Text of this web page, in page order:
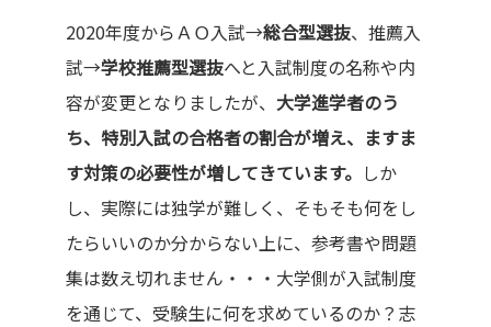
2020年度からＡＯ入試→総合型選抜、推薦入
試→学校推薦型選抜へと入試制度の名称や内
容が変更となりましたが、 大学進学者のう
ち、特別入試の合格者の割合が増え、ますま
す対策の必要性が増してきています。 しか
し、実際には独学が難しく、そもそも何をし
たらいいのか分からない上に、参考書や問題
集は数え切れません・・・大学側が入試制度
を通じて、受験生に何を求めているのか？志